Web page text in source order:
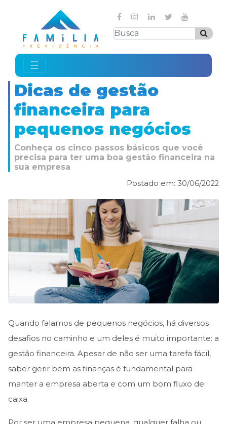
☰
Dicas de gestão
financeira para
pequenos negócios
Conheça os cinco passos básicos que você
precisa para ter uma boa gestão financeira na
sua empresa
Postado em: 30/06/2022
Quando falamos de pequenos negócios, há diversos
desafios no caminho e um deles é muito importante: a
gestão financeira. Apesar de não ser uma tarefa fácil,
saber gerir bem as finanças é fundamental para
manter a empresa aberta e com um bom fluxo de
caixa.